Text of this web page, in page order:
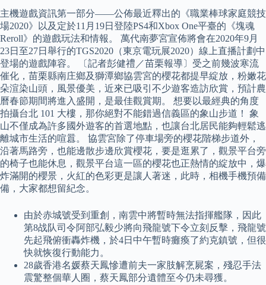
主機遊戲資訊第一部分——公佈最近釋出的《職業棒球家庭競技
場2020》以及定於11月19日登陸PS4和Xbox One平臺的《塊魂
Reroll》的遊戲玩法和情報。 萬代南夢宮宣佈將會在2020年9月
23日至27日舉行的TGS2020（東京電玩展2020）線上直播計劃中
登場的遊戲陣容。 〔記者彭健禮／苗栗報導〕受之前幾波寒流
催化，苗栗縣南庄鄉及獅潭鄉協雲宮的櫻花都提早綻放，粉嫩花
朵渲染山頭，風景優美，近來已吸引不少遊客造訪欣賞，預計農
曆春節期間將進入盛開，是最佳觀賞期。 想要以最經典的角度
拍攝台北 101 大樓，那你絕對不能錯過信義區的象山步道！ 象
山不僅成為許多國外遊客的首選地點，也讓台北居民能夠輕鬆逃
離城市生活的喧囂。 協雲宮除了停車場旁的櫻花階梯步道外，
沿著馬路旁，也能邊散步邊欣賞櫻花，要是逛累了，觀景平台旁
的椅子也能休息，觀景平台這一區的櫻花也正熱情的綻放中，爆
炸滿開的櫻景，火紅的色彩更是讓人著迷，此時，相機手機預備
備，大家都想留紀念。
由於赤城號受到重創，南雲中將暫時無法指揮艦隊，因此
第8战队司令阿部弘毅少將向飛龍號下令立刻反擊，飛龍號
先起飛俯衝轟炸機，於4日中午暫時癱瘓了約克鎮號，但很
快就恢復行動能力。
28歲香港名媛蔡天鳳慘遭前夫一家肢解烹屍案，殘忍手法
震驚整個華人圈，蔡天鳳部分遺體至今仍未尋獲。